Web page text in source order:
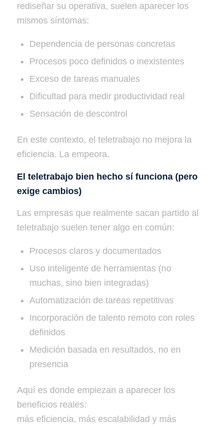
rediseñar su operativa, suelen aparecer los
mismos síntomas:
Dependencia de personas concretas
Procesos poco definidos o inexistentes
Exceso de tareas manuales
Dificultad para medir productividad real
Sensación de descontrol
En este contexto, el teletrabajo no mejora la
eficiencia. La empeora.
El teletrabajo bien hecho sí funciona (pero
exige cambios)
Las empresas que realmente sacan partido al
teletrabajo suelen tener algo en común:
Procesos claros y documentados
Uso inteligente de herramientas (no
muchas, sino bien integradas)
Automatización de tareas repetitivas
Incorporación de talento remoto con roles
definidos
Medición basada en resultados, no en
presencia
Aquí es donde empiezan a aparecer los
beneficios reales:
más eficiencia, más escalabilidad y más